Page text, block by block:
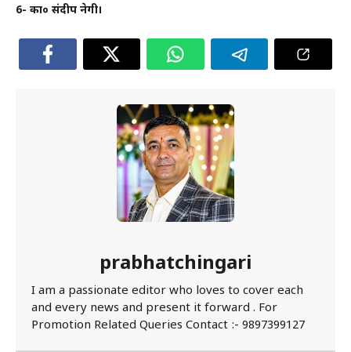
6- का० संदीप नेगी।
prabhatchingari
I am a passionate editor who loves to cover each
and every news and present it forward . For
Promotion Related Queries Contact :- 9897399127